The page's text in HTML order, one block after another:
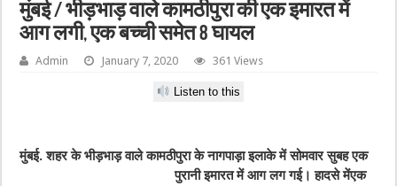
मुंबई / भीड़भाड़ वाले कामठीपुरा की एक इमारत में
आग लगी, एक बच्ची समेत 8 घायल
Admin January 7, 2020 361 Views
Listen to this
मुंबई. शहर के भीड़भाड़ वाले कामठीपुरा के नागपाड़ाइलाके में सोमवार सुबह एक
पुरानी इमारत में आग लग गई। हादसे मेंएक